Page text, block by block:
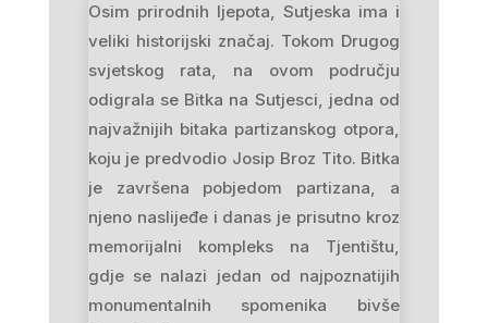
Osim prirodnih ljepota, Sutjeska ima i
veliki historijski značaj. Tokom Drugog
svjetskog rata, na ovom području
odigrala se Bitka na Sutjesci, jedna od
najvažnijih bitaka partizanskog otpora,
koju je predvodio Josip Broz Tito. Bitka
je završena pobjedom partizana, a
njeno naslijeđe i danas je prisutno kroz
memorijalni kompleks na Tjentištu,
gdje se nalazi jedan od najpoznatijih
monumentalnih spomenika bivše